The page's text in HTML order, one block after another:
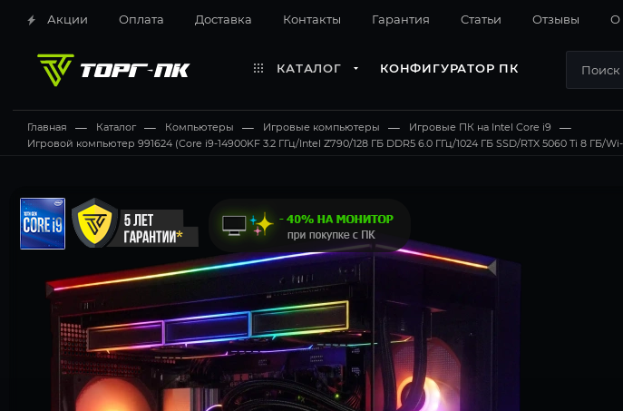
Акции Оплата Доставка Контакты Гарантия Cтатьи Отзывы О
КАТАЛОГ КОНФИГУРАТОР ПК
Главная — Каталог — Компьютеры — Игровые компьютеры — Игровые ПК на Intel Core i9 —
Игровой компьютер 991624 (Core i9-14900KF 3.2 ГГц/Intel Z790/128 ГБ DDR5 6.0 ГГц/1024 ГБ SSD/RTX 5060 Ti 8 ГБ/